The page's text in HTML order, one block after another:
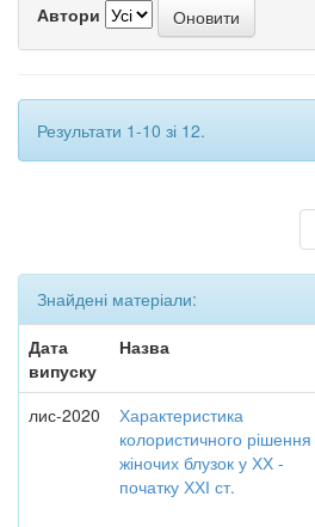
Автори
Результати 1-10 зі 12.
Знайдені матеріали:
Дата
випуску
Назва
лис-2020
Характеристика
колористичного рішення
жіночих блузок у ХХ -
початку ХХІ ст.